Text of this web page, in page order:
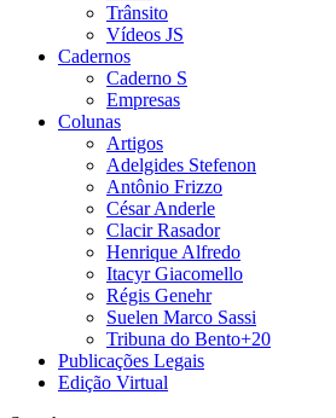
Trânsito
Vídeos JS
Cadernos
Caderno S
Empresas
Colunas
Artigos
Adelgides Stefenon
Antônio Frizzo
César Anderle
Clacir Rasador
Henrique Alfredo
Itacyr Giacomello
Régis Genehr
Suelen Marco Sassi
Tribuna do Bento+20
Publicações Legais
Edição Virtual